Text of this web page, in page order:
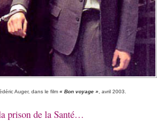
Auger, dans le film « Bon voyage » , avril 2003.
prison de la Santé…